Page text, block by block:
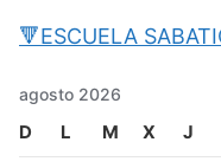
🔻ESCUELA
agosto 2026
D L M X J